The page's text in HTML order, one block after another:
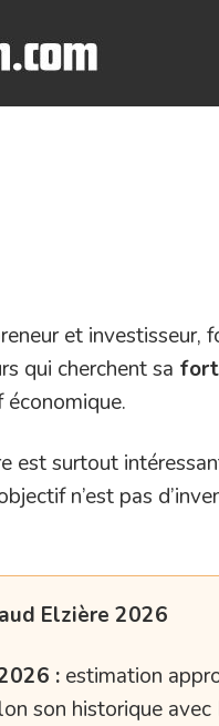
et investisseur,
qui cherchent sa
est surtout
n’est pas
Elzière 2026
:estimation
son historique